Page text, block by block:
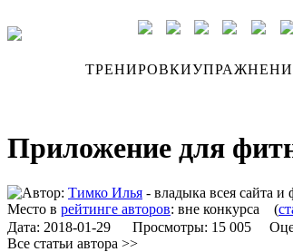
ТРЕНИРОВКИ
Приложение для
Автор: Тимко Илья - владыка всея сайта и
Место в рейтинге авторов: вне конкурса (
Дата: 2018-01-29 Просмотры: 15 005
Все статьи автора >>